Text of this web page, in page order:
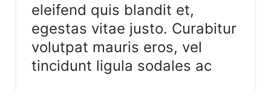
eleifend quis blandit et,
egestas vitae justo. Curabitur
volutpat mauris eros, vel
tincidunt ligula sodales ac